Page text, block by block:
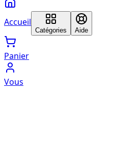
Accueil
Catégories Aide
Panier
Vous